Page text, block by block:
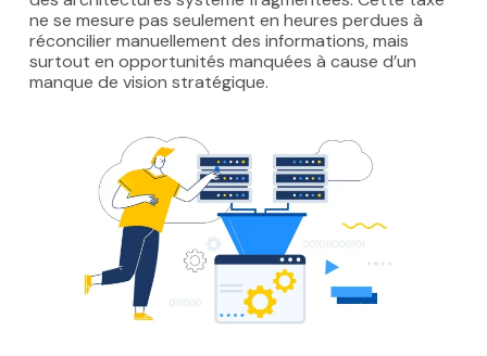
ne se mesure pas seulement en heures perdues à
réconcilier manuellement des informations, mais
surtout en opportunités manquées à cause d’un
manque de vision stratégique.